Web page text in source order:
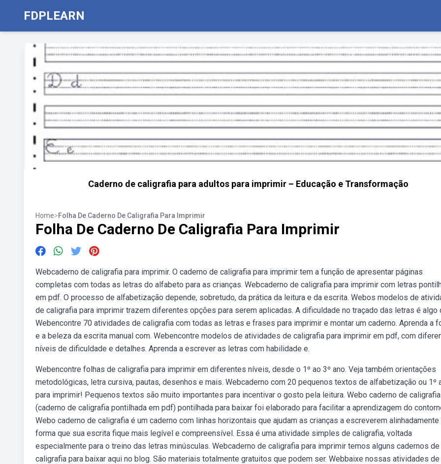
FDPLEARN
Caderno de caligrafia para adultos para imprimir – Educação e Transformação
Home>Folha De Caderno De Caligrafia Para Imprimir
Folha De Caderno De Caligrafia Para Imprimir
Webcaderno de caligrafia para imprimir. O caderno de caligrafia para imprimir tem a função de apresentar páginas
completas com todas as letras do alfabeto para as crianças. Webcaderno de caligrafia para imprimir com letras
em pdf. O processo de alfabetização depende, sobretudo, da prática da leitura e da escrita. Webos modelos de
de caligrafia para imprimir trazem diferentes opções para serem aplicadas. A dificuldade no traçado das letras é algo
Webencontre 70 atividades de caligrafia com todas as letras e frases para imprimir e montar um caderno. Aprenda a
e a beleza da escrita manual com. Webencontre modelos de atividades de caligrafia para imprimir em pdf, com
níveis de dificuldade e detalhes. Aprenda a escrever as letras com habilidade e.
Webencontre folhas de caligrafia para imprimir em diferentes níveis, desde o 1º ao 3º ano. Veja também orientações
metodológicas, letra cursiva, pautas, desenhos e mais. Webcaderno com 20 pequenos textos de alfabetização ou 1º
para imprimir! Pequenos textos são muito importantes para incentivar o gosto pela leitura. Webo caderno de caligrafia
(caderno de caligrafia pontilhada em pdf) pontilhada para baixar foi elaborado para facilitar a aprendizagem do
Webo caderno de caligrafia é um caderno com linhas horizontais que ajudam as crianças a escreverem alinhadamente
forma que sua escrita fique mais legível e compreensível. Essa é uma atividade simples de caligrafia, voltada
especialmente para o treino das letras minúsculas. Webcaderno de caligrafia para imprimir temos alguns cadernos de
caligrafia para baixar aqui no blog. São materiais totalmente gratuitos que podem ser. Webbaixe nossas atividades de